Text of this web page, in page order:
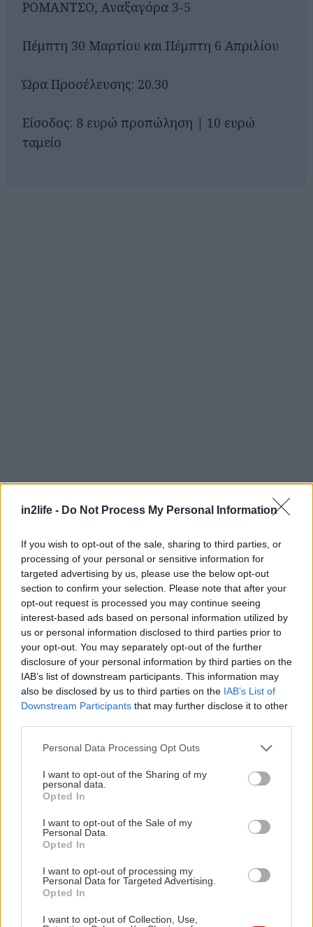
in2life - Do Not Process My Personal Information
If you wish to opt-out of the sale, sharing to third parties, or
processing of your personal or sensitive information for
targeted advertising by us, please use the below opt-out
section to confirm your selection. Please note that after your
opt-out request is processed you may continue seeing
interest-based ads based on personal information utilized by
us or personal information disclosed to third parties prior to
your opt-out. You may separately opt-out of the further
disclosure of your personal information by third parties on the
IAB’s list of downstream participants. This information may
also be disclosed by us to third parties on the IAB’s List of
Downstream Participants that may further disclose it to other
Please note that this website/app uses one or more Google
not limited to your visit or usage behaviour. You may click to
grant or deny consent to Google and its third-party tags to
use your data for below specified purposes in below Google
consent section.
Personal Data Processing Opt Outs
I want to opt-out of the Sharing of my
personal data.
Opted In
I want to opt-out of the Sale of my
Personal Data.
Opted In
I want to opt-out of processing my
Personal Data for Targeted Advertising.
Opted In
I want to opt-out of Collection, Use,
ΡΟΜΑΝΤΣΟ, Αναξαγόρα 3-5
Πέμπτη 30 Μαρτίου και Πέμπτη 6 Απριλίου
Ώρα Προσέλευσης: 20.30
Είσοδος: 8 ευρώ προπώληση | 10 ευρώ
ταμείο
Διαβάστε επίσης